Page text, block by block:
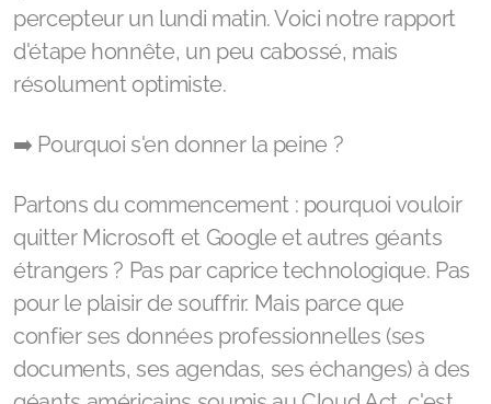
percepteur un lundi matin. Voici notre rapport
d'étape honnête, un peu cabossé, mais
résolument optimiste.
➡️ Pourquoi s'en donner la peine ?
Partons du commencement : pourquoi vouloir
quitter Microsoft et Google et autres géants
étrangers ? Pas par caprice technologique. Pas
pour le plaisir de souffrir. Mais parce que
confier ses données professionnelles (ses
documents, ses agendas, ses échanges) à des